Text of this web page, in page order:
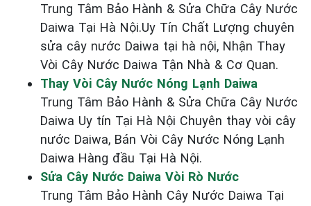
Trung Tâm Bảo Hành & Sửa Chữa Cây Nước
Daiwa Tại Hà Nội.Uy Tín Chất Lượng chuyên
sửa cây nước Daiwa tại hà nội, Nhận Thay
Vòi Cây Nước Daiwa Tận Nhà & Cơ Quan.
Thay Vòi Cây Nước Nóng Lạnh Daiwa
Trung Tâm Bảo Hành & Sửa Chữa Cây Nước
Daiwa Uy tín Tại Hà Nội Chuyên thay vòi cây
nước Daiwa, Bán Vòi Cây Nước Nóng Lạnh
Daiwa Hàng đầu Tại Hà Nội.
Sửa Cây Nước Daiwa Vòi Rò Nước
Trung Tâm Bảo Hành Cây Nước Daiwa Tại